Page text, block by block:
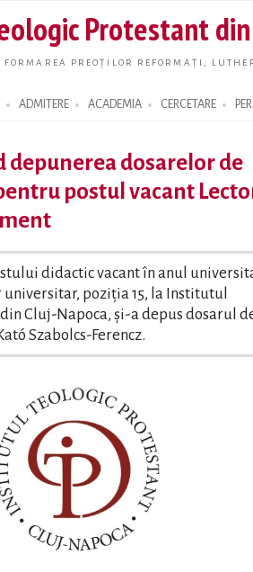
main
Protestant
FORMAREA PREOȚILOR REFORMAȚI,
ADMITERE ACADEMIA CERCETARE
dosarelor de
postul vacant
didactic vacant în anul
poziția 15, la Institutul
Cluj-Napoca, și-a depus dosarul
Szabolcs-Ferencz.